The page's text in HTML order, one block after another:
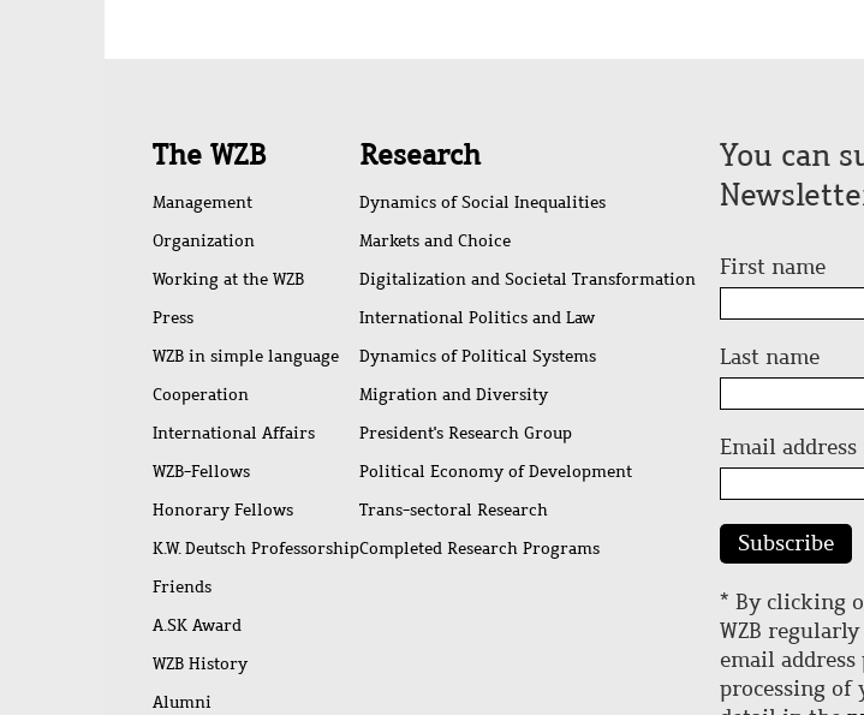
Quick
access
The WZB
Management
Organization
Working at the WZB
Press
WZB in simple language
Cooperation
International Affairs
WZB-Fellows
Honorary Fellows
K.W. Deutsch Professorship
Friends
A.SK Award
WZB History
Alumni
Research
Dynamics of Social Inequalities
Markets and Choice
Digitalization and Societal Transformation
International Politics and Law
Dynamics of Political Systems
Migration and Diversity
President's Research Group
Political Economy of Development
Trans-sectoral Research
Completed Research Programs
You can
First name
Last name
Email address
Subscribe
* By clicking
WZB
email
processing of